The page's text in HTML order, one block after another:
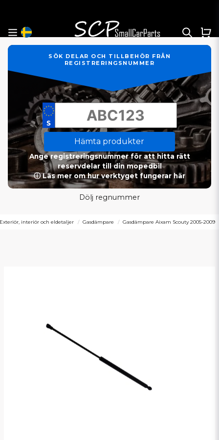
SÖK DELAR OCH TILLBEHÖR FRÅN
REGISTRERINGSNUMMER
Hämta produkter
Ange registreringsnummer för att hitta rätt
reservdelar till din mopedbil
ⓘ Läs mer om hur verktyget fungerar här
Dölj regnummer
Exteriör, interiör och eldetaljer Gasdämpare Gasdämpare Aixam Scouty 2005-2009